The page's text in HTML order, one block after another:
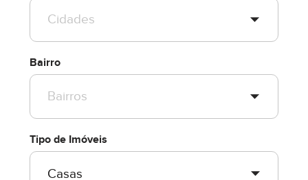
Bairro
Tipo de Imóveis